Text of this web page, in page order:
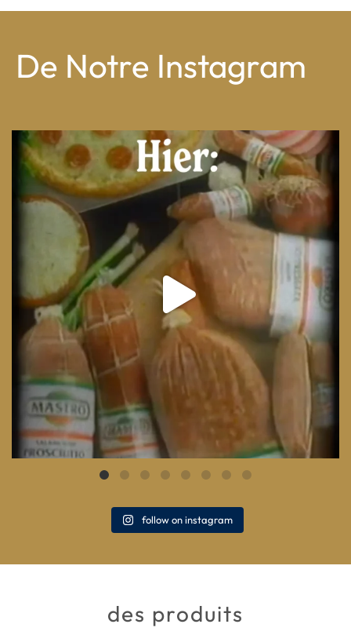
l’article
De Notre Instagram
From wood-paneled basements to candlelit condo...
8 0
follow on instagram
des produits